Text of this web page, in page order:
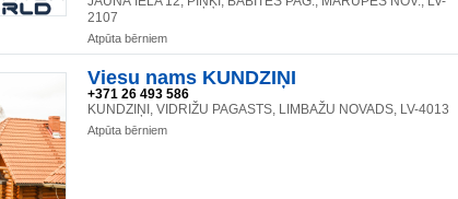
2107
Atpūta bērniem
Viesu nams KUNDZIŅI
+371 26 493 586
KUNDZIŅI, VIDRIŽU PAGASTS, LIMBAŽU NOVADS, LV-4013
Atpūta bērniem